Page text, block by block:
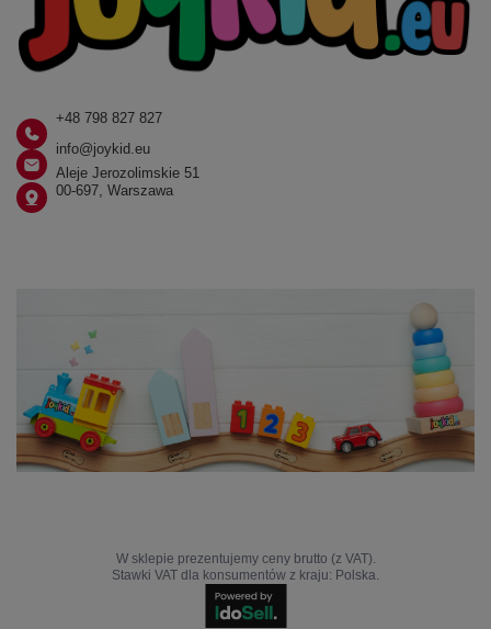
+48 798 827 827
info@joykid.eu
Aleje Jerozolimskie 51
00-697, Warszawa
W sklepie prezentujemy ceny brutto (z VAT).
Stawki VAT dla konsumentów z kraju: Polska.